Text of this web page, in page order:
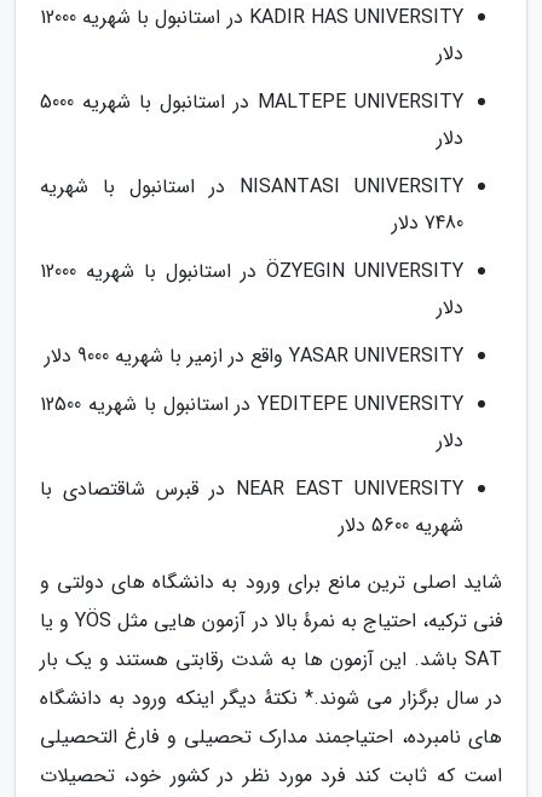
KADIR HAS UNIVERSITY در استانبول با شهریه 12000
دلار
MALTEPE UNIVERSITY در استانبول با شهریه 5000
دلار
NISANTASI UNIVERSITY در استانبول با شهریه
7480 دلار
ÖZYEGIN UNIVERSITY در استانبول با شهریه 12000
دلار
YASAR UNIVERSITY واقع در ازمیر با شهریه 9000 دلار
YEDITEPE UNIVERSITY در استانبول با شهریه 12500
دلار
NEAR EAST UNIVERSITY در قبرس شاقتصادی با
شهریه 5600 دلار
شاید اصلی ترین مانع برای ورود به دانشگاه های دولتی و
فنی ترکیه، احتیاج به نمرهٔ بالا در آزمون هایی مثل YÖS و یا
SAT باشد. این آزمون ها به شدت رقابتی هستند و یک بار
در سال برگزار می شوند.* نکتهٔ دیگر اینکه ورود به دانشگاه
های نامبرده، احتیاجمند مدارک تحصیلی و فارغ التحصیلی
است که ثابت کند فرد مورد نظر در کشور خود، تحصیلات